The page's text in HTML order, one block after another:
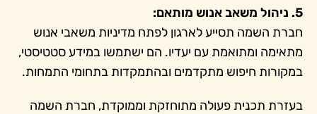
5. ניהול משאב אנוש מותאם:
חברת השמה תסייע לארגון לפתח מדיניות משאבי אנוש
מתאימה ומתואמת עם יעדיו. הם ישתמשו במידע סטטיסטי,
במקורות חיפוש מתקדמים ובהתמקדות בתחומי התמחות.
בעזרת תכנית פעולה מתוחזקת וממוקדת, חברת השמה